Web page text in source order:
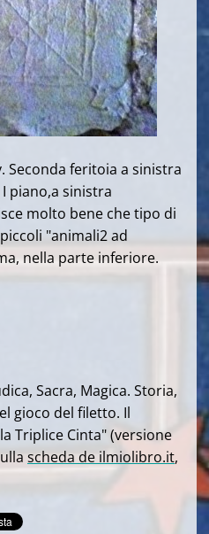
Seconda feritoia a sinistra
I piano,a sinistra
molto bene che tipo di
"animali2 ad
nella parte inferiore.
Sacra, Magica. Storia,
gioco del filetto. Il
Triplice Cinta" (versione
scheda de ilmiolibro.it,